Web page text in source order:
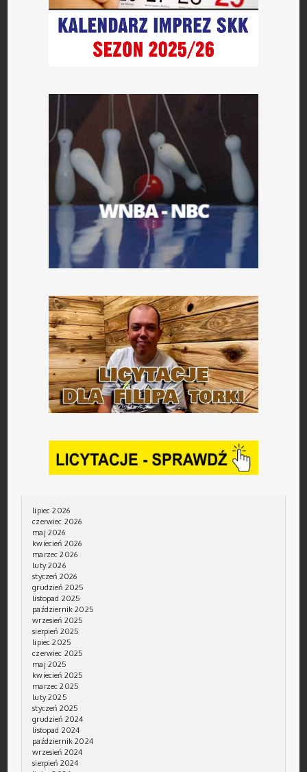
lipiec 2026
czerwiec 2026
maj 2026
kwiecień 2026
marzec 2026
luty 2026
styczeń 2026
grudzień 2025
listopad 2025
październik 2025
wrzesień 2025
sierpień 2025
lipiec 2025
czerwiec 2025
maj 2025
kwiecień 2025
marzec 2025
luty 2025
styczeń 2025
grudzień 2024
listopad 2024
październik 2024
wrzesień 2024
sierpień 2024